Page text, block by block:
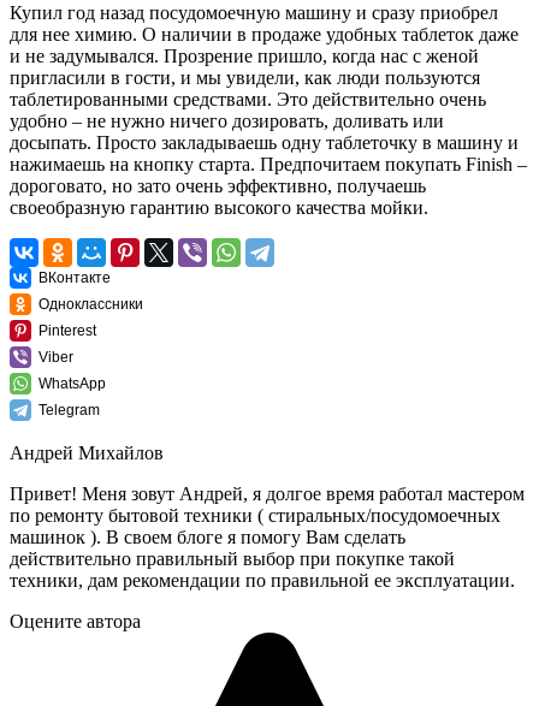
Купил год назад посудомоечную машину и сразу приобрел
для нее химию. О наличии в продаже удобных таблеток даже
и не задумывался. Прозрение пришло, когда нас с женой
пригласили в гости, и мы увидели, как люди пользуются
таблетированными средствами. Это действительно очень
удобно – не нужно ничего дозировать, доливать или
досыпать. Просто закладываешь одну таблеточку в машину и
нажимаешь на кнопку старта. Предпочитаем покупать Finish –
дороговато, но зато очень эффективно, получаешь
своеобразную гарантию высокого качества мойки.
ВКонтакте
Одноклассники
Pinterest
Viber
WhatsApp
Telegram
Андрей Михайлов
Привет! Меня зовут Андрей, я долгое время работал мастером
по ремонту бытовой техники ( стиральных/посудомоечных
машинок ). В своем блоге я помогу Вам сделать
действительно правильный выбор при покупке такой
техники, дам рекомендации по правильной ее эксплуатации.
Оцените автора